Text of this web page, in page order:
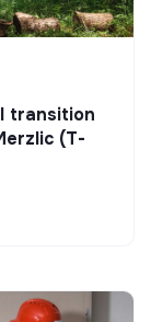
transition
(T-